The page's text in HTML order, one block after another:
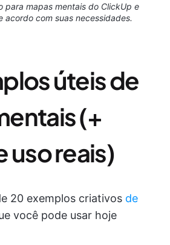
para mapas mentais do ClickUp e
acordo com suas necessidades.
úteis de
(+
uso reais)
20 exemplos criativos de
você pode usar hoje